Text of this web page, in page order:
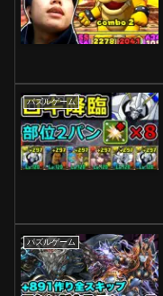
パズルゲーム
パズルゲーム